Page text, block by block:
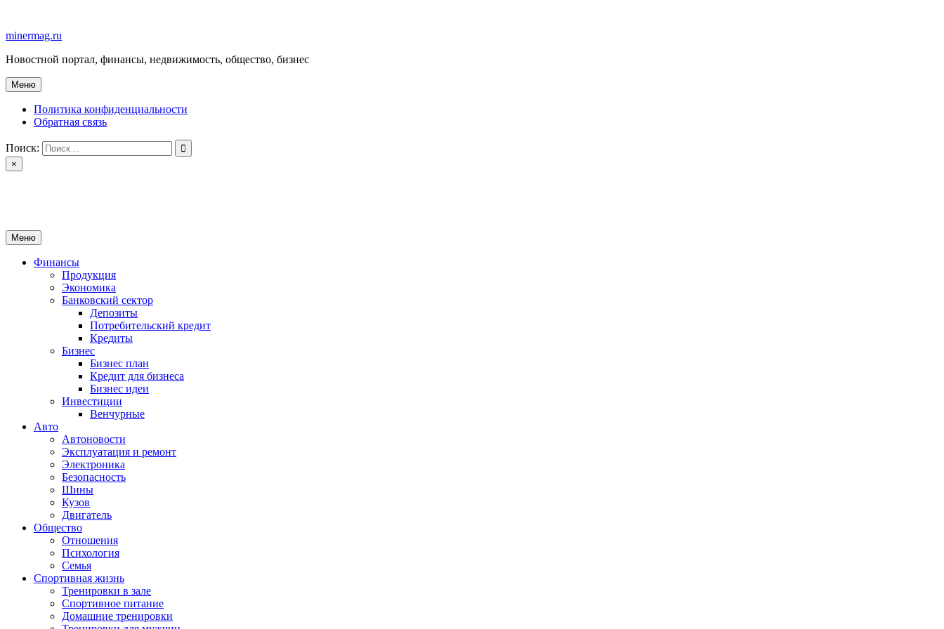
содержимому
minermag.ru
Новостной портал, финансы, недвижимость, общество, бизнес
Меню
Политика конфиденциальности
Обратная связь
Поиск:
×
Меню
Финансы
Продукция
Экономика
Банковский сектор
Депозиты
Потребительский кредит
Кредиты
Бизнес
Бизнес план
Кредит для бизнеса
Бизнес идеи
Инвестиции
Венчурные
Авто
Автоновости
Эксплуатация и ремонт
Электроника
Безопасность
Шины
Кузов
Двигатель
Общество
Отношения
Психология
Семья
Спортивная жизнь
Тренировки в зале
Спортивное питание
Домашние тренировки